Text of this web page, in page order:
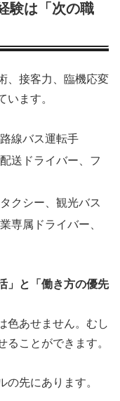
験は「次の職
、接客力、臨機応変
います。
線バス運転手
送ドライバー、フ
クシー、観光バス
専属ドライバー、
」と「働き方の優先
色あせません。むし
ことができます。
の先にあります。